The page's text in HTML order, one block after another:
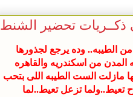
ذكــريات تحضير الشنط
من الطيبه.. وده يرجع لجذورها
المدن من اسكندريه والقاهره
مازلت الست الطيبه اللى بتحب
تعيط..ولما تزعل تعيط..لما